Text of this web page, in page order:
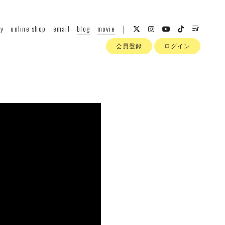
online shop email blog movie
会員登録 ログイン